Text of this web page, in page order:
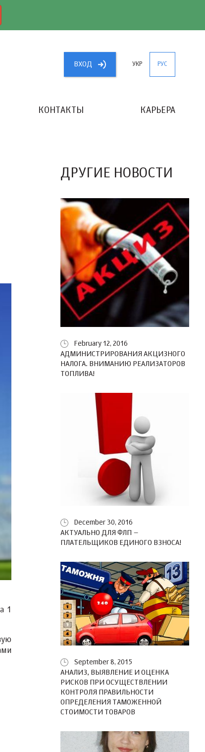
ВХОД УКР РУС
КОНТАКТЫ КАРЬЕРА
1
ДРУГИЕ НОВОСТИ
February 12, 2016
АДМИНИСТРИРОВАНИЯ АКЦИЗНОГО
НАЛОГА. ВНИМАНИЮ РЕАЛИЗАТОРОВ
ТОПЛИВА!
December 30, 2016
АКТУАЛЬНО ДЛЯ ФЛП –
ПЛАТЕЛЬЩИКОВ ЕДИНОГО ВЗНОСА!
September 8, 2015
АНАЛИЗ, ВЫЯВЛЕНИЕ И ОЦЕНКА
РИСКОВ ПРИ ОСУЩЕСТВЛЕНИИ
КОНТРОЛЯ ПРАВИЛЬНОСТИ
ОПРЕДЕЛЕНИЯ ТАМОЖЕННОЙ
СТОИМОСТИ ТОВАРОВ